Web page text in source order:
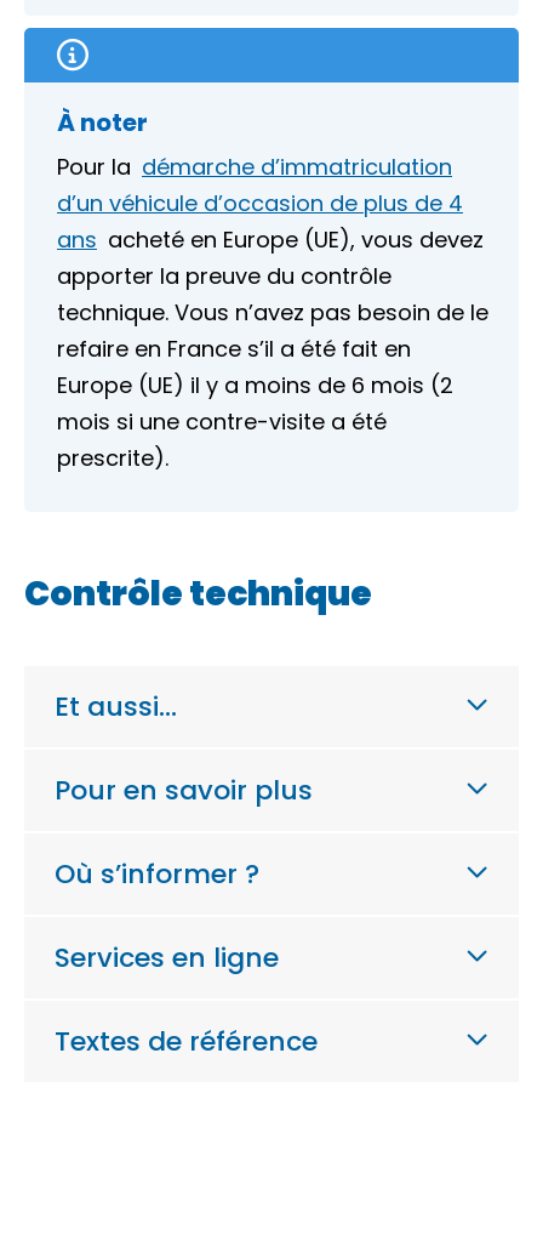
À noter
Pour la démarche d’immatriculation
d’un véhicule d’occasion de plus de 4
ans acheté en Europe (UE), vous devez
apporter la preuve du contrôle
technique. Vous n’avez pas besoin de le
refaire en France s’il a été fait en
Europe (UE) il y a moins de 6 mois (2
mois si une contre-visite a été
prescrite).
Contrôle technique
Et aussi…
Pour en savoir plus
Où s’informer ?
Services en ligne
Textes de référence